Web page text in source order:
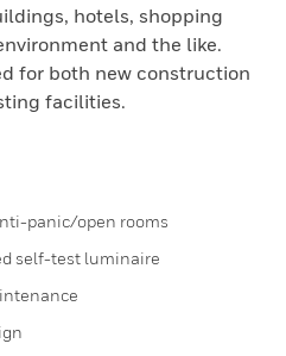
hotels, shopping
and the like.
for both new construction
facilities.
panic/open rooms
self-test luminaire